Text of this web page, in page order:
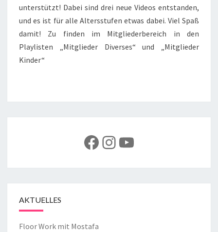
unterstützt! Dabei sind drei neue Videos entstanden,
und es ist für alle Altersstufen etwas dabei. Viel Spaß
damit! Zu finden im Mitgliederbereich in den
Playlisten „Mitglieder Diverses“ und „Mitglieder
Kinder“
Facebook
Instagram
YouTube
AKTUELLES
Floor Work mit Mostafa